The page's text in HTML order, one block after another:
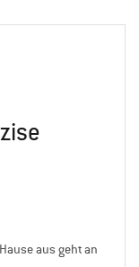
aus geht an